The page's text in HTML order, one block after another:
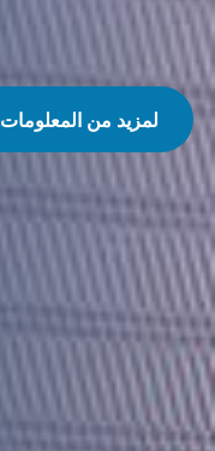
لمزيد من المعلومات